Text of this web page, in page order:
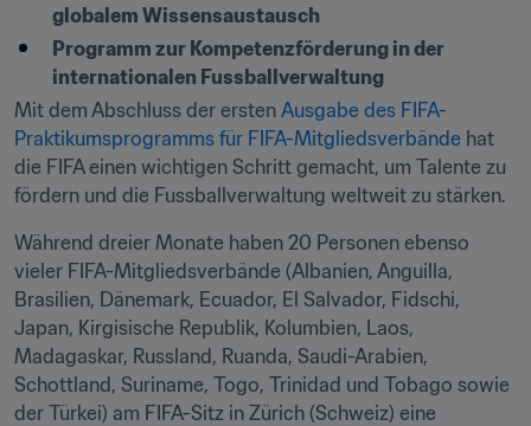
globalem Wissensaustausch
Programm zur Kompetenzförderung in der
internationalen Fussballverwaltung
Mit dem Abschluss der ersten Ausgabe des FIFA-
Praktikumsprogramms für FIFA-Mitgliedsverbände hat
die FIFA einen wichtigen Schritt gemacht, um Talente zu
fördern und die Fussballverwaltung weltweit zu stärken.
Während dreier Monate haben 20 Personen ebenso
vieler FIFA-Mitgliedsverbände (Albanien, Anguilla,
Brasilien, Dänemark, Ecuador, El Salvador, Fidschi,
Japan, Kirgisische Republik, Kolumbien, Laos,
Madagaskar, Russland, Ruanda, Saudi-Arabien,
Schottland, Suriname, Togo, Trinidad und Tobago sowie
der Türkei) am FIFA-Sitz in Zürich (Schweiz) eine